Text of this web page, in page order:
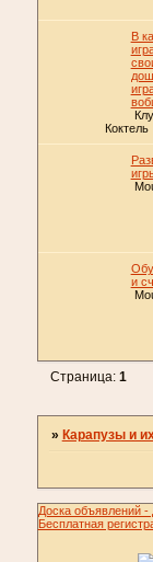
В
Коктель
и
Страница: 1
» Карапузы и
Доска объявлений
Бесплатная